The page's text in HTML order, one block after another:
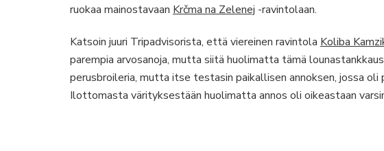
ruokaa mainostavaan Krčma na Zelenej -ravintolaan.
Katsoin juuri Tripadvisorista, että viereinen ravintola Koliba
parempia arvosanoja, mutta siitä huolimatta tämä
perusbroileria, mutta itse testasin paikallisen annoksen, jossa oli
Ilottomasta värityksestään huolimatta annos oli oikeastaan